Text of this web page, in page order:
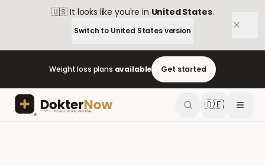
🇺🇸 It looks like you're in United States.
Switch to United Statesversion
Weight loss plans available Get started
🇩🇪